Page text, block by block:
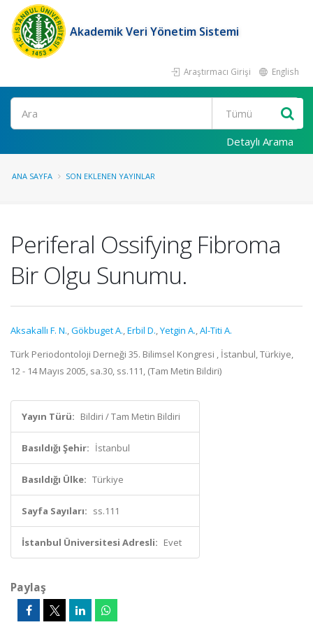
Akademik Veri Yönetim Sistemi
Araştırmacı Girişi English
Ara
Detaylı Arama
ANA SAYFA SON EKLENEN YAYINLAR
Periferal Ossifying Fibroma
Bir Olgu Sunumu.
Aksakallı F. N.,Gökbuget A.,Erbil D.,Yetgin A.,Al-Titi A.
Türk Periodontoloji Derneği 35. Bilimsel Kongresi , İstanbul, Türkiye,
12 - 14 Mayıs 2005, sa.30, ss.111, (Tam Metin Bildiri)
Yayın Türü: Bildiri / Tam Metin Bildiri
Basıldığı Şehir: İstanbul
Basıldığı Ülke: Türkiye
Sayfa Sayıları: ss.111
İstanbul Üniversitesi Adresli: Evet
Paylaş